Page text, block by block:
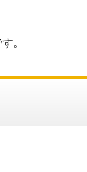
。